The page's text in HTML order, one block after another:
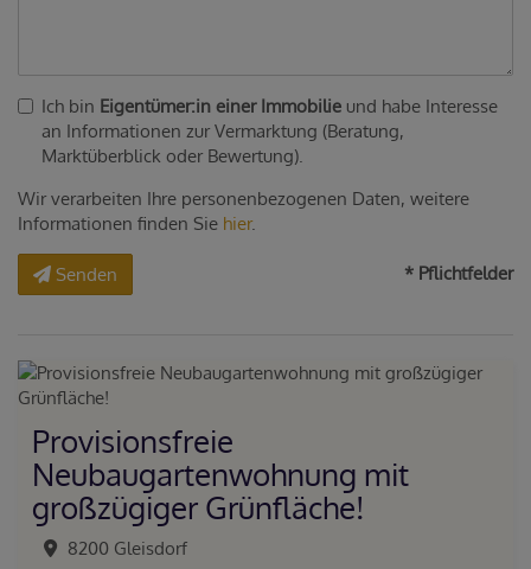
Ich bin Eigentümer:in einer Immobilie und habe Interesse
an Informationen zur Vermarktung (Beratung,
Marktüberblick oder Bewertung).
Wir verarbeiten Ihre personenbezogenen Daten, weitere
Informationen finden Sie hier.
Senden * Pflichtfelder
Provisionsfreie
Neubaugartenwohnung mit
großzügiger Grünfläche!
8200 Gleisdorf